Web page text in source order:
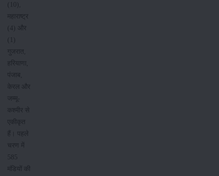
(10),
महाराष्ट्र
(4) और
(1)
गुजरात,
हरियाणा,
पंजाब,
केरल और
जम्मू-
कश्मीर से
एकीकृत
हैं। पहले
चरण में
585
मंडियों की